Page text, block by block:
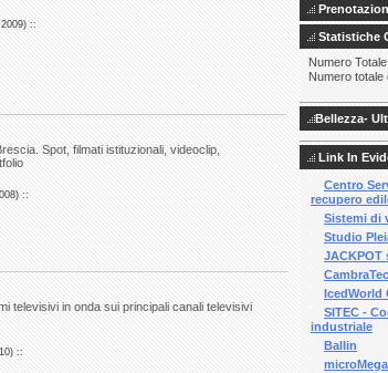
::
Spot, filmati istituzionali, videoclip,
::
televisivi in onda sui principali canali televisivi
::
Statistiche
Numero
Numero totale
Bellezza-
Link In
Centro
recupero
Sistemi di
Studio
JACKPOT
IcedWorld
SITEC -
industriale
Ballin